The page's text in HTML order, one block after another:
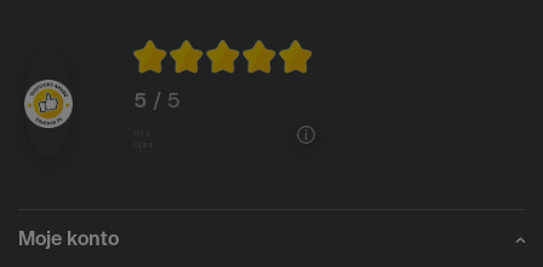
5 / 5
Moje konto